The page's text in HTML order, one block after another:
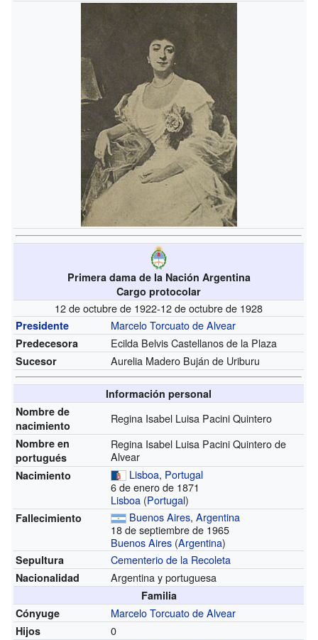
Primera dama de la Nación Argentina
Cargo protocolar
12 de octubre de 1922-12 de octubre de 1928
Presidente Marcelo Torcuato de Alvear
Predecesora Ecilda Belvis Castellanos de la Plaza
Sucesor Aurelia Madero Buján de Uriburu
Información personal
Nombre de
nacimiento
Regina Isabel Luisa Pacini Quintero
Nombre en
portugués
Regina Isabel Luisa Pacini Quintero de
Alvear
Nacimiento Lisboa, Portugal
6 de enero de 1871
Lisboa (Portugal)
Fallecimiento Buenos Aires,Argentina
18 de septiembre de 1965
Buenos Aires (Argentina)
Sepultura Cementerio de la Recoleta
Nacionalidad Argentina y portuguesa
Familia
Cónyuge
Marcelo Torcuato de Alvear
Hijos 0